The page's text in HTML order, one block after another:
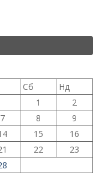
Сб
Нд
1
2
7 8
9
15
16
22
23